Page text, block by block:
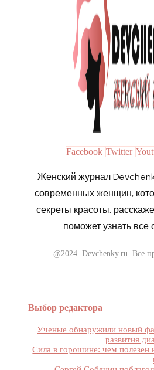
Facebook Twitter
Женский журнал
современных женщин,
секреты красоты,
поможет узнать все
@2024 Devchenky.ru. Все
Выбор редактора
Ученые обнаружили новый
развития
Сила в горошине: чем полезен